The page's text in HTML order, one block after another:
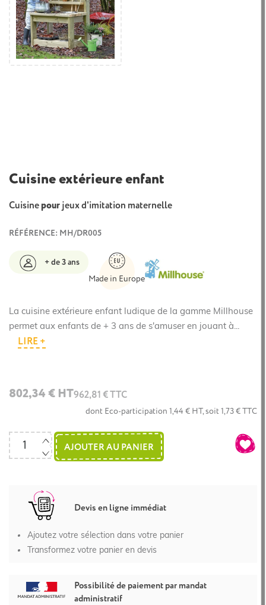
Cuisine extérieure enfant
Cuisine pour jeux d'imitation maternelle
RÉFÉRENCE: MH/DR005
+ de 3 ans
Made in Europe
La cuisine extérieure enfant ludique de la gamme Millhouse
permet aux enfants de + 3 ans de s'amuser en jouant à...
LIRE +
802,34 € HT962,81 € TTC
dont Eco-participation 1,44 € HT, soit 1,73 € TTC
AJOUTER AU PANIER
Devis en ligne immédiat
Ajoutez votre sélection dans votre panier
Transformez votre panier en devis
Possibilité de paiement par mandat
administratif